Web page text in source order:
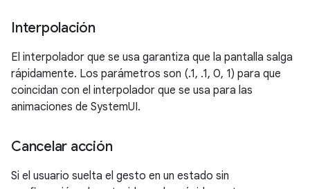
Interpolación
El interpolador que se usa garantiza que la pantalla salga
rápidamente. Los parámetros son (.1, .1, 0, 1) para que
coincidan con el interpolador que se usa para las
animaciones de SystemUI.
Cancelar acción
Si el usuario suelta el gesto en un estado sin